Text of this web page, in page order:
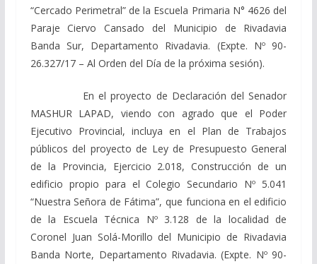
“Cercado Perimetral” de la Escuela Primaria N° 4626 del
Paraje Ciervo Cansado del Municipio de Rivadavia
Banda Sur, Departamento Rivadavia. (Expte. Nº 90-
26.327/17 – Al Orden del Día de la próxima sesión).
En el proyecto de Declaración del Senador
MASHUR LAPAD, viendo con agrado que el Poder
Ejecutivo Provincial, incluya en el Plan de Trabajos
públicos del proyecto de Ley de Presupuesto General
de la Provincia, Ejercicio 2.018, Construcción de un
edificio propio para el Colegio Secundario Nº 5.041
“Nuestra Señora de Fátima”, que funciona en el edificio
de la Escuela Técnica Nº 3.128 de la localidad de
Coronel Juan Solá-Morillo del Municipio de Rivadavia
Banda Norte, Departamento Rivadavia. (Expte. Nº 90-